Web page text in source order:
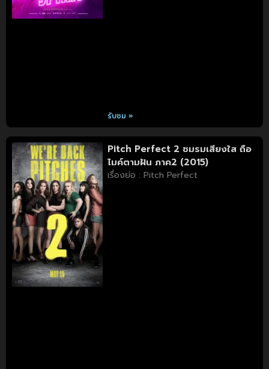
รับชม »
Pitch Perfect 2 ชมรมเสียงใส ถือ
ไมค์ตามฝัน ภาค2 (2015)
เรื่องย่อ : Pitch Perfect